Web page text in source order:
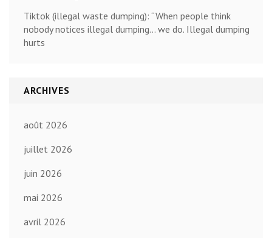
Tiktok (illegal waste dumping): “When people think
nobody notices illegal dumping… we do. Illegal dumping
hurts
ARCHIVES
août 2026
juillet 2026
juin 2026
mai 2026
avril 2026